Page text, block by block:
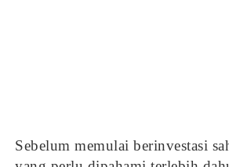
Sebelum memulai berinvestasi